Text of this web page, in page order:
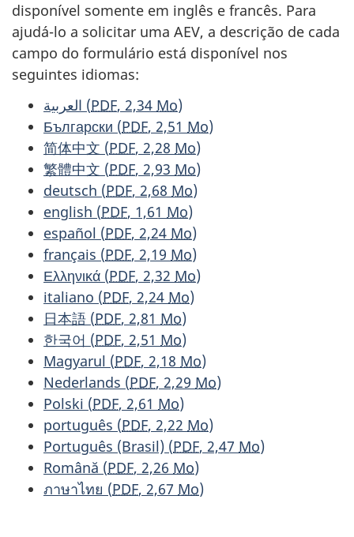
disponível somente em inglês e francês. Para
ajudá-lo a solicitar uma AEV, a descrição de cada
campo do formulário está disponível nos
seguintes idiomas:
العربية (PDF, 2,34 Mo)
Български (PDF, 2,51 Mo)
简体中文 (PDF, 2,28 Mo)
繁體中文 (PDF, 2,93 Mo)
deutsch (PDF, 2,68 Mo)
english (PDF, 1,61 Mo)
español (PDF, 2,24 Mo)
français (PDF, 2,19 Mo)
Ελληνικά (PDF, 2,32 Mo)
italiano (PDF, 2,24 Mo)
日本語 (PDF, 2,81 Mo)
한국어 (PDF, 2,51 Mo)
Magyarul (PDF, 2,18 Mo)
Nederlands (PDF, 2,29 Mo)
Polski (PDF, 2,61 Mo)
português (PDF, 2,22 Mo)
Português (Brasil) (PDF, 2,47 Mo)
Română (PDF, 2,26 Mo)
ภาษาไทย (PDF, 2,67 Mo)